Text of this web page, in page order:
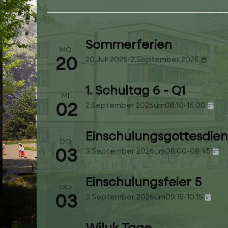
MO.
20
Sommerferien
20.Juli 2026-2.September 2026
MI.
02
1. Schultag 6 - Q1
2.September 2026um08:10-16:00
DO.
03 3.September 2026um08:00-08:45
DO.
03
Einschulungsfeier 5
3.September 2026um09:15-10:15